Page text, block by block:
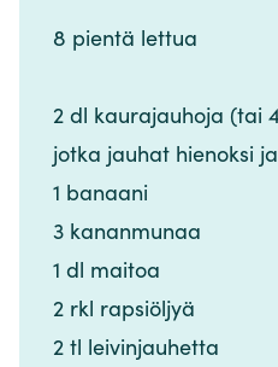
8 pientä lettua ​​​​‌ ‍ ​‍​‍‌‍ ‌ ​‍‌‍‍‌‌‍‌ ‌‍‍‌‌‍ ‍​‍​‍​ ‍‍​‍​‍‌ ​ ‌‍​‌‌‍ ‍‌‍‍‌‌ ‌​‌ ‍‌​‍ ‍‌‍‍‌‌‍ ​‍​‍​‍ ​​‍​‍‌‍‍​‌ ​‍‌‍‌‌‌‍‌‍​‍​‍​ ‍‍​‍​‍‌‍‍​‌ ‌​‌ ‌​‌ ​​‌ ​ ​ ‍‍​‍ ​‍ ‌‍​ ‌‍ ‌‌ ​ ​‍ ‍‌‍​ ‌‍‌‌‌ ​‍‌ ‌‍‌‍‌‌‌ ​‍‌‍​‌​‍ ‍‌ ​ ‌‍‌‌​‍ ‌ ​​‌ ​‍‌‍ ‌‍‌​‌ ‌‌‌‍​ ‌ ‌​‌‍‍‌‌‍ ‌‍ ‍​‍ ‌‍‍‌‌‍ ‍‌ ‌​‌‍‌‌‌‍ ‍‌ ‌​​‍ ‌‍‌‌‌‍‌​‌‍‍‌‌ ‌​​‍ ‌‍ ‌‌‍ ‌‍‌​‌‍‌‌​ ‌‌ ​​‌ ​‍‌‍‌‌‌ ​ ‌‍‌‌‌‍ ‍‌ ‌​‌‍​‌‌ ‌​‌‍‍‌‌‍ ‌‍ ‍​ ‍ ‌‍‍‌‌‍‌​​ ‌‌‍‍‌​ ​‌​ ‍​‌‍ ‍​‍ ‍​ ‍​​ ‌ ‌‍​‍​ ‌‍​ ‌‍​ ​‍‌‍​‍​ ‍‌​‍ ‌‌‍‌‍‌‍​‌​ ‌​​ ‌ ​‍ ‌​ ‌​​ ‌​‌‍​‍​ ​‌​‍ ‌​ ‍​‌‍​‍‌‍‌‍​ ​‍​‍ ‌​ ​​‌‍​ ​ ‌‍‌‍‌‍​ ‌‌‌‍​‌‌‍​ ‌‍‌​‌‍‌​​ ‍​‌‍‌‍​ ​ ​‍ ‍‌‍‌‍‌‍‍‌​ ‍ ‌ ‌​‌ ‍‌‌ ​​‌‍‌‌​ ‌‌ ​​‌‍​‌‌‍‌ ‌‍‌‌​ ‍ ‌ ​​‌‍​‌‌ ‌​‌‍‍​​ ‌‌‍​‍‌‍ ​‌‍ ‌‍​ ‌‍‍ ‌ ​ ​‍‌‌​ ‌‌‌​​‍‌‌ ‌‍‍ ‌‍‌‌‌ ‍‌​‍‌‌​ ​ ‌​‌​​‍‌‌​ ​ ‌​‌​​‍‌‌​ ​‍​ ​‍​ ‌​‌‍‌‌‌‍​ ​ ‍‌​ ‌​​ ​ ​ ‌‌‌‍‌‍​‍ ‌‌‍​‍​ ‌​​ ‌​‌‍​‌​‍ ‌​ ‌​​ ‌‌‌‍‌‌​ ​‍​‍ ‌​ ‍‌​ ​ ​ ‌​​ ​ ​‍ ‌‌‍​‌​ ‌‌‌‍​‌​ ​ ​ ​‌‌‍​‌​ ‍​‌‍‌​​ ‌ ​ ​​‌‍‌​​ ​ ​‍‌‌​ ​‍​ ​‍​‍‌‌​ ‌‌‌​‌​​‍ ‍‌‍​ ‌‍ ‌‍ ​‌ ‌‌‌‍ ‌‌‍ ‍‌ ​ ​‍‌‌​ ‌‌‌​​‍‌‌ ‌‍‍ ‌‍‌‌‌ ‍‌​‍‌‌​ ​ ‌​‌​​‍‌‌​ ​ ‌​‌​​‍‌‌​ ​‍​ ​‍​ ​​​ ​ ‌‍​‌​ ‌​‌‍‌‍​ ‍​‌‍‌‍‌‍‌‌​ ​​​ ​‍​ ‌‌​ ‌​​‍‌‌​ ​‍​ ​‍​‍‌‌​ ‌‌‌​‌​​‍ ‍‌‍‍‌‌ ‌​‌‍‌‌‌‍ ‌‌ ​ ​‍‌‌​ ‌‌‌​​‍​ ​​​‍‌‌​ ‌‌‌​‌​​ ‌‍​‍‌‍​‌‌ ​ ‌‍‌‌‌‌‌‌‌ ​‍‌‍ ​​ ‌‌‍‍​‌ ‌​‌ ‌​‌ ​​‌ ​ ​‍‌‌​ ​ ‌​​‌​‍‌‌​ ​‍‌​‌‍​‍‌‌​ ​‍‌​‌‍‌‍​ ‌‍ ‌‌ ​ ​‍ ‍‌‍​ ‌‍‌‌‌ ​‍‌ ‌‍‌‍‌‌‌ ​‍‌‍​‌​‍ ‍‌ ​ ‌‍‌‌​‍‌‍‌‍‍‌‌‍‌​​ ‌‌‍‍‌​ ​‌​ ‍​‌‍ ‍​‍ ‍​ ‍​​ ‌ ‌‍​‍​ ‌‍​ ‌‍​ ​‍‌‍​‍​ ‍‌​‍ ‌‌‍‌‍‌‍​‌​ ‌​​ ‌ ​‍ ‌​ ‌​​ ‌​‌‍​‍​ ​‌​‍ ‌​ ‍​‌‍​‍‌‍‌‍​ ​‍​‍ ‌​ ​​‌‍​ ​ ‌‍‌‍‌‍​ ‌‌‌‍​‌‌‍​ ‌‍‌​‌‍‌​​ ‍​‌‍‌‍​ ​ ​‍ ‍‌‍‌‍‌‍‍‌​‍‌‍‌ ‌​‌ ‍‌‌ ​​‌‍‌‌​ ‌‌ ​​‌‍​‌‌‍‌ ‌‍‌‌​‍‌‍‌ ​​‌‍​‌‌ ‌​‌‍‍​​ ‌‌‍​‍‌‍ ​‌‍ ‌‍​ ‌‍‍ ‌ ​ ​‍‌‌​ ‌‌‌​​‍‌‌ ‌‍‍ ‌‍‌‌‌ ‍‌​‍‌‌​ ​ ‌​‌​​‍‌‌​ ​ ‌​‌​​‍‌‌​ ​‍​ ​‍​ ‌​‌‍‌‌‌‍​ ​ ‍‌​ ‌​​ ​ ​ ‌‌‌‍‌‍​‍ ‌‌‍​‍​ ‌​​ ‌​‌‍​‌​‍ ‌​ ‌​​ ‌‌‌‍‌‌​ ​‍​‍ ‌​ ‍‌​ ​ ​ ‌​​ ​ ​‍ ‌‌‍​‌​ ‌‌‌‍​‌​ ​ ​ ​‌‌‍​‌​ ‍​‌‍‌​​ ‌ ​ ​​‌‍‌​​ ​ ​‍‌‌​ ​‍​ ​‍​‍‌‌​ ‌‌‌​‌​​‍ ‍‌‍​ ‌‍ ‌‍ ​‌ ‌‌‌‍ ‌‌‍ ‍‌ ​ ​‍‌‌​ ‌‌‌​​‍‌‌ ‌‍‍ ‌‍‌‌‌ ‍‌​‍‌‌​ ​ ‌​‌​​‍‌‌​ ​ ‌​‌​​‍‌‌​ ​‍​ ​‍​ ​​​ ​ ‌‍​‌​ ‌​‌‍‌‍​ ‍​‌‍‌‍‌‍‌‌​ ​​​ ​‍​ ‌‌​ ‌​​‍‌‌​ ​‍​ ​‍​‍‌‌​ ‌‌‌​‌​​‍ ‍‌‍‍‌‌ ‌​‌‍‌‌‌‍ ‌‌ ​ ​‍‌‌​ ‌‌‌​​‍​ ​​​‍‌‌​ ‌‌‌​‌​​‍‌‍‌ ‌ ‌‍ ‌ ​‍‌‍‍ ‌ ​ ‌ ​​‌‍​‌‌‍​ ‌‍‌‌​ ‌‌ ​​‌ ​‍‌‍ ‌‍‌​‌ ‌‌‌‍​ ‌ ‌​‌‍‍‌‌‍ ‌‍ ‍​‍‌‍‌ ​​‌‍‌‌‌ ​‍‌ ​ ‌ ​​‌‍‌‌‌‍​ ‌ ‌​‌‍‍‌‌ ‌‍‌‍‌‌​ ‌‌ ​​‌ ‌‌‌‍​‍‌‍ ​‌‍‍‌‌ ​ ‌‍‍​‌‍‌‌‌‍‌​​‍​‍‌ ‌
2 dl kaurajauhoja (tai
jotka jauhat hienoksi jauhoksi)​​​​‌
1 banaani​​​​‌ ‍ ​‍​‍‌‍ ‌ ​‍‌‍‍‌‌‍‌ ‌‍‍‌‌‍ ‍​‍​‍​ ‍‍​‍​‍‌ ​ ‌‍​‌‌‍ ‍‌‍‍‌‌ ‌​‌ ‍‌​‍ ‍‌‍‍‌‌‍ ​‍​‍​‍ ​​‍​‍‌‍‍​‌ ​‍‌‍‌‌‌‍‌‍​‍​‍​ ‍‍​‍​‍‌‍‍​‌ ‌​‌ ‌​‌ ​​‌ ​ ​ ‍‍​‍ ​‍ ‌‍​ ‌‍ ‌‌ ​ ​‍ ‍‌‍​ ‌‍‌‌‌ ​‍‌ ‌‍‌‍‌‌‌ ​‍‌‍​‌​‍ ‍‌ ​ ‌‍‌‌​‍ ‌ ​​‌ ​‍‌‍ ‌‍‌​‌ ‌‌‌‍​ ‌ ‌​‌‍‍‌‌‍ ‌‍ ‍​‍ ‌‍‍‌‌‍ ‍‌ ‌​‌‍‌‌‌‍ ‍‌ ‌​​‍ ‌‍‌‌‌‍‌​‌‍‍‌‌ ‌​​‍ ‌‍ ‌‌‍ ‌‍‌​‌‍‌‌​ ‌‌ ​​‌ ​‍‌‍‌‌‌ ​ ‌‍‌‌‌‍ ‍‌ ‌​‌‍​‌‌ ‌​‌‍‍‌‌‍ ‌‍ ‍​ ‍ ‌‍‍‌‌‍‌​​ ‌‌‍‍‌​ ​‌​ ‍​‌‍ ‍​‍ ‍​ ‍​​ ‌ ‌‍​‍​ ‌‍​ ‌‍​ ​‍‌‍​‍​ ‍‌​‍ ‌‌‍‌‍‌‍​‌​ ‌​​ ‌ ​‍ ‌​ ‌​​ ‌​‌‍​‍​ ​‌​‍ ‌​ ‍​‌‍​‍‌‍‌‍​ ​‍​‍ ‌​ ​​‌‍​ ​ ‌‍‌‍‌‍​ ‌‌‌‍​‌‌‍​ ‌‍‌​‌‍‌​​ ‍​‌‍‌‍​ ​ ​‍ ‍‌‍‌‍‌‍‍‌​ ‍ ‌ ‌​‌ ‍‌‌ ​​‌‍‌‌​ ‌‌ ​​‌‍​‌‌‍‌ ‌‍‌‌​ ‍ ‌ ​​‌‍​‌‌ ‌​‌‍‍​​ ‌‌‍​‍‌‍ ​‌‍ ‌‍​ ‌‍‍ ‌ ​ ​‍‌‌​ ‌‌‌​​‍‌‌ ‌‍‍ ‌‍‌‌‌ ‍‌​‍‌‌​ ​ ‌​‌​​‍‌‌​ ​ ‌​‌​​‍‌‌​ ​‍​ ​‍​ ‌​‌‍‌‌‌‍​ ​ ‍‌​ ‌​​ ​ ​ ‌‌‌‍‌‍​‍ ‌‌‍​‍​ ‌​​ ‌​‌‍​‌​‍ ‌​ ‌​​ ‌‌‌‍‌‌​ ​‍​‍ ‌​ ‍‌​ ​ ​ ‌​​ ​ ​‍ ‌‌‍​‌​ ‌‌‌‍​‌​ ​ ​ ​‌‌‍​‌​ ‍​‌‍‌​​ ‌ ​ ​​‌‍‌​​ ​ ​‍‌‌​ ​‍​ ​‍​‍‌‌​ ‌‌‌​‌​​‍ ‍‌‍​ ‌‍ ‌‍ ​‌ ‌‌‌‍ ‌‌‍ ‍‌ ​ ​‍‌‌​ ‌‌‌​​‍‌‌ ‌‍‍ ‌‍‌‌‌ ‍‌​‍‌‌​ ​ ‌​‌​​‍‌‌​ ​ ‌​‌​​‍‌‌​ ​‍​ ​‍​ ​​​ ​ ‌‍​‌​ ‌​‌‍‌‍​ ‍​‌‍‌‍‌‍‌‌​ ​​​ ​‍​ ‌‌​ ‌​​‍‌‌​ ​‍​ ​‍​‍‌‌​ ‌‌‌​‌​​‍ ‍‌‍‍‌‌ ‌​‌‍‌‌‌‍ ‌‌ ​ ​‍‌‌​ ‌‌‌​​‍​ ​ ​‍‌‌​ ‌‌‌​‌​​ ‌‍​‍‌‍​‌‌ ​ ‌‍‌‌‌‌‌‌‌ ​‍‌‍ ​​ ‌‌‍‍​‌ ‌​‌ ‌​‌ ​​‌ ​ ​‍‌‌​ ​ ‌​​‌​‍‌‌​ ​‍‌​‌‍​‍‌‌​ ​‍‌​‌‍‌‍​ ‌‍ ‌‌ ​ ​‍ ‍‌‍​ ‌‍‌‌‌ ​‍‌ ‌‍‌‍‌‌‌ ​‍‌‍​‌​‍ ‍‌ ​ ‌‍‌‌​‍‌‍‌‍‍‌‌‍‌​​ ‌‌‍‍‌​ ​‌​ ‍​‌‍ ‍​‍ ‍​ ‍​​ ‌ ‌‍​‍​ ‌‍​ ‌‍​ ​‍‌‍​‍​ ‍‌​‍ ‌‌‍‌‍‌‍​‌​ ‌​​ ‌ ​‍ ‌​ ‌​​ ‌​‌‍​‍​ ​‌​‍ ‌​ ‍​‌‍​‍‌‍‌‍​ ​‍​‍ ‌​ ​​‌‍​ ​ ‌‍‌‍‌‍​ ‌‌‌‍​‌‌‍​ ‌‍‌​‌‍‌​​ ‍​‌‍‌‍​ ​ ​‍ ‍‌‍‌‍‌‍‍‌​‍‌‍‌ ‌​‌ ‍‌‌ ​​‌‍‌‌​ ‌‌ ​​‌‍​‌‌‍‌ ‌‍‌‌​‍‌‍‌ ​​‌‍​‌‌ ‌​‌‍‍​​ ‌‌‍​‍‌‍ ​‌‍ ‌‍​ ‌‍‍ ‌ ​ ​‍‌‌​ ‌‌‌​​‍‌‌ ‌‍‍ ‌‍‌‌‌ ‍‌​‍‌‌​ ​ ‌​‌​​‍‌‌​ ​ ‌​‌​​‍‌‌​ ​‍​ ​‍​ ‌​‌‍‌‌‌‍​ ​ ‍‌​ ‌​​ ​ ​ ‌‌‌‍‌‍​‍ ‌‌‍​‍​ ‌​​ ‌​‌‍​‌​‍ ‌​ ‌​​ ‌‌‌‍‌‌​ ​‍​‍ ‌​ ‍‌​ ​ ​ ‌​​ ​ ​‍ ‌‌‍​‌​ ‌‌‌‍​‌​ ​ ​ ​‌‌‍​‌​ ‍​‌‍‌​​ ‌ ​ ​​‌‍‌​​ ​ ​‍‌‌​ ​‍​ ​‍​‍‌‌​ ‌‌‌​‌​​‍ ‍‌‍​ ‌‍ ‌‍ ​‌ ‌‌‌‍ ‌‌‍ ‍‌ ​ ​‍‌‌​ ‌‌‌​​‍‌‌ ‌‍‍ ‌‍‌‌‌ ‍‌​‍‌‌​ ​ ‌​‌​​‍‌‌​ ​ ‌​‌​​‍‌‌​ ​‍​ ​‍​ ​​​ ​ ‌‍​‌​ ‌​‌‍‌‍​ ‍​‌‍‌‍‌‍‌‌​ ​​​ ​‍​ ‌‌​ ‌​​‍‌‌​ ​‍​ ​‍​‍‌‌​ ‌‌‌​‌​​‍ ‍‌‍‍‌‌ ‌​‌‍‌‌‌‍ ‌‌ ​ ​‍‌‌​ ‌‌‌​​‍​ ​ ​‍‌‌​ ‌‌‌​‌​​‍‌‍‌ ‌ ‌‍ ‌ ​‍‌‍‍ ‌ ​ ‌ ​​‌‍​‌‌‍​ ‌‍‌‌​ ‌‌ ​​‌ ​‍‌‍ ‌‍‌​‌ ‌‌‌‍​ ‌ ‌​‌‍‍‌‌‍ ‌‍ ‍​‍‌‍‌ ​​‌‍‌‌‌ ​‍‌ ​ ‌ ​​‌‍‌‌‌‍​ ‌ ‌​‌‍‍‌‌ ‌‍‌‍‌‌​ ‌‌ ​​‌ ‌‌‌‍​‍‌‍ ​‌‍‍‌‌ ​ ‌‍‍​‌‍‌‌‌‍‌​​‍​‍‌ ‌
3 kananmunaa​​​​‌ ‍ ​‍​‍‌‍ ‌ ​‍‌‍‍‌‌‍‌ ‌‍‍‌‌‍ ‍​‍​‍​ ‍‍​‍​‍‌ ​ ‌‍​‌‌‍ ‍‌‍‍‌‌ ‌​‌ ‍‌​‍ ‍‌‍‍‌‌‍ ​‍​‍​‍ ​​‍​‍‌‍‍​‌ ​‍‌‍‌‌‌‍‌‍​‍​‍​ ‍‍​‍​‍‌‍‍​‌ ‌​‌ ‌​‌ ​​‌ ​ ​ ‍‍​‍ ​‍ ‌‍​ ‌‍ ‌‌ ​ ​‍ ‍‌‍​ ‌‍‌‌‌ ​‍‌ ‌‍‌‍‌‌‌ ​‍‌‍​‌​‍ ‍‌ ​ ‌‍‌‌​‍ ‌ ​​‌ ​‍‌‍ ‌‍‌​‌ ‌‌‌‍​ ‌ ‌​‌‍‍‌‌‍ ‌‍ ‍​‍ ‌‍‍‌‌‍ ‍‌ ‌​‌‍‌‌‌‍ ‍‌ ‌​​‍ ‌‍‌‌‌‍‌​‌‍‍‌‌ ‌​​‍ ‌‍ ‌‌‍ ‌‍‌​‌‍‌‌​ ‌‌ ​​‌ ​‍‌‍‌‌‌ ​ ‌‍‌‌‌‍ ‍‌ ‌​‌‍​‌‌ ‌​‌‍‍‌‌‍ ‌‍ ‍​ ‍ ‌‍‍‌‌‍‌​​ ‌‌‍‍‌​ ​‌​ ‍​‌‍ ‍​‍ ‍​ ‍​​ ‌ ‌‍​‍​ ‌‍​ ‌‍​ ​‍‌‍​‍​ ‍‌​‍ ‌‌‍‌‍‌‍​‌​ ‌​​ ‌ ​‍ ‌​ ‌​​ ‌​‌‍​‍​ ​‌​‍ ‌​ ‍​‌‍​‍‌‍‌‍​ ​‍​‍ ‌​ ​​‌‍​ ​ ‌‍‌‍‌‍​ ‌‌‌‍​‌‌‍​ ‌‍‌​‌‍‌​​ ‍​‌‍‌‍​ ​ ​‍ ‍‌‍‌‍‌‍‍‌​ ‍ ‌ ‌​‌ ‍‌‌ ​​‌‍‌‌​ ‌‌ ​​‌‍​‌‌‍‌ ‌‍‌‌​ ‍ ‌ ​​‌‍​‌‌ ‌​‌‍‍​​ ‌‌‍​‍‌‍ ​‌‍ ‌‍​ ‌‍‍ ‌ ​ ​‍‌‌​ ‌‌‌​​‍‌‌ ‌‍‍ ‌‍‌‌‌ ‍‌​‍‌‌​ ​ ‌​‌​​‍‌‌​ ​ ‌​‌​​‍‌‌​ ​‍​ ​‍​ ‌​‌‍‌‌‌‍​ ​ ‍‌​ ‌​​ ​ ​ ‌‌‌‍‌‍​‍ ‌‌‍​‍​ ‌​​ ‌​‌‍​‌​‍ ‌​ ‌​​ ‌‌‌‍‌‌​ ​‍​‍ ‌​ ‍‌​ ​ ​ ‌​​ ​ ​‍ ‌‌‍​‌​ ‌‌‌‍​‌​ ​ ​ ​‌‌‍​‌​ ‍​‌‍‌​​ ‌ ​ ​​‌‍‌​​ ​ ​‍‌‌​ ​‍​ ​‍​‍‌‌​ ‌‌‌​‌​​‍ ‍‌‍​ ‌‍ ‌‍ ​‌ ‌‌‌‍ ‌‌‍ ‍‌ ​ ​‍‌‌​ ‌‌‌​​‍‌‌ ‌‍‍ ‌‍‌‌‌ ‍‌​‍‌‌​ ​ ‌​‌​​‍‌‌​ ​ ‌​‌​​‍‌‌​ ​‍​ ​‍​ ​​​ ​ ‌‍​‌​ ‌​‌‍‌‍​ ‍​‌‍‌‍‌‍‌‌​ ​​​ ​‍​ ‌‌​ ‌​​‍‌‌​ ​‍​ ​‍​‍‌‌​ ‌‌‌​‌​​‍ ‍‌‍‍‌‌ ‌​‌‍‌‌‌‍ ‌‌ ​ ​‍‌‌​ ‌‌‌​​‍​ ‌​​‍‌‌​ ‌‌‌​‌​​ ‌‍​‍‌‍​‌‌ ​ ‌‍‌‌‌‌‌‌‌ ​‍‌‍ ​​ ‌‌‍‍​‌ ‌​‌ ‌​‌ ​​‌ ​ ​‍‌‌​ ​ ‌​​‌​‍‌‌​ ​‍‌​‌‍​‍‌‌​ ​‍‌​‌‍‌‍​ ‌‍ ‌‌ ​ ​‍ ‍‌‍​ ‌‍‌‌‌ ​‍‌ ‌‍‌‍‌‌‌ ​‍‌‍​‌​‍ ‍‌ ​ ‌‍‌‌​‍‌‍‌‍‍‌‌‍‌​​ ‌‌‍‍‌​ ​‌​ ‍​‌‍ ‍​‍ ‍​ ‍​​ ‌ ‌‍​‍​ ‌‍​ ‌‍​ ​‍‌‍​‍​ ‍‌​‍ ‌‌‍‌‍‌‍​‌​ ‌​​ ‌ ​‍ ‌​ ‌​​ ‌​‌‍​‍​ ​‌​‍ ‌​ ‍​‌‍​‍‌‍‌‍​ ​‍​‍ ‌​ ​​‌‍​ ​ ‌‍‌‍‌‍​ ‌‌‌‍​‌‌‍​ ‌‍‌​‌‍‌​​ ‍​‌‍‌‍​ ​ ​‍ ‍‌‍‌‍‌‍‍‌​‍‌‍‌ ‌​‌ ‍‌‌ ​​‌‍‌‌​ ‌‌ ​​‌‍​‌‌‍‌ ‌‍‌‌​‍‌‍‌ ​​‌‍​‌‌ ‌​‌‍‍​​ ‌‌‍​‍‌‍ ​‌‍ ‌‍​ ‌‍‍ ‌ ​ ​‍‌‌​ ‌‌‌​​‍‌‌ ‌‍‍ ‌‍‌‌‌ ‍‌​‍‌‌​ ​ ‌​‌​​‍‌‌​ ​ ‌​‌​​‍‌‌​ ​‍​ ​‍​ ‌​‌‍‌‌‌‍​ ​ ‍‌​ ‌​​ ​ ​ ‌‌‌‍‌‍​‍ ‌‌‍​‍​ ‌​​ ‌​‌‍​‌​‍ ‌​ ‌​​ ‌‌‌‍‌‌​ ​‍​‍ ‌​ ‍‌​ ​ ​ ‌​​ ​ ​‍ ‌‌‍​‌​ ‌‌‌‍​‌​ ​ ​ ​‌‌‍​‌​ ‍​‌‍‌​​ ‌ ​ ​​‌‍‌​​ ​ ​‍‌‌​ ​‍​ ​‍​‍‌‌​ ‌‌‌​‌​​‍ ‍‌‍​ ‌‍ ‌‍ ​‌ ‌‌‌‍ ‌‌‍ ‍‌ ​ ​‍‌‌​ ‌‌‌​​‍‌‌ ‌‍‍ ‌‍‌‌‌ ‍‌​‍‌‌​ ​ ‌​‌​​‍‌‌​ ​ ‌​‌​​‍‌‌​ ​‍​ ​‍​ ​​​ ​ ‌‍​‌​ ‌​‌‍‌‍​ ‍​‌‍‌‍‌‍‌‌​ ​​​ ​‍​ ‌‌​ ‌​​‍‌‌​ ​‍​ ​‍​‍‌‌​ ‌‌‌​‌​​‍ ‍‌‍‍‌‌ ‌​‌‍‌‌‌‍ ‌‌ ​ ​‍‌‌​ ‌‌‌​​‍​ ‌​​‍‌‌​ ‌‌‌​‌​​‍‌‍‌ ‌ ‌‍ ‌ ​‍‌‍‍ ‌ ​ ‌ ​​‌‍​‌‌‍​ ‌‍‌‌​ ‌‌ ​​‌ ​‍‌‍ ‌‍‌​‌ ‌‌‌‍​ ‌ ‌​‌‍‍‌‌‍ ‌‍ ‍​‍‌‍‌ ​​‌‍‌‌‌ ​‍‌ ​ ‌ ​​‌‍‌‌‌‍​ ‌ ‌​‌‍‍‌‌ ‌‍‌‍‌‌​ ‌‌ ​​‌ ‌‌‌‍​‍‌‍ ​‌‍‍‌‌ ​ ‌‍‍​‌‍‌‌‌‍‌​​‍​‍‌ ‌
1 dl maitoa​​​​‌ ‍ ​‍​‍‌‍ ‌ ​‍‌‍‍‌‌‍‌ ‌‍‍‌‌‍ ‍​‍​‍​ ‍‍​‍​‍‌ ​ ‌‍​‌‌‍ ‍‌‍‍‌‌ ‌​‌ ‍‌​‍ ‍‌‍‍‌‌‍ ​‍​‍​‍ ​​‍​‍‌‍‍​‌ ​‍‌‍‌‌‌‍‌‍​‍​‍​ ‍‍​‍​‍‌‍‍​‌ ‌​‌ ‌​‌ ​​‌ ​ ​ ‍‍​‍ ​‍ ‌‍​ ‌‍ ‌‌ ​ ​‍ ‍‌‍​ ‌‍‌‌‌ ​‍‌ ‌‍‌‍‌‌‌ ​‍‌‍​‌​‍ ‍‌ ​ ‌‍‌‌​‍ ‌ ​​‌ ​‍‌‍ ‌‍‌​‌ ‌‌‌‍​ ‌ ‌​‌‍‍‌‌‍ ‌‍ ‍​‍ ‌‍‍‌‌‍ ‍‌ ‌​‌‍‌‌‌‍ ‍‌ ‌​​‍ ‌‍‌‌‌‍‌​‌‍‍‌‌ ‌​​‍ ‌‍ ‌‌‍ ‌‍‌​‌‍‌‌​ ‌‌ ​​‌ ​‍‌‍‌‌‌ ​ ‌‍‌‌‌‍ ‍‌ ‌​‌‍​‌‌ ‌​‌‍‍‌‌‍ ‌‍ ‍​ ‍ ‌‍‍‌‌‍‌​​ ‌‌‍‍‌​ ​‌​ ‍​‌‍ ‍​‍ ‍​ ‍​​ ‌ ‌‍​‍​ ‌‍​ ‌‍​ ​‍‌‍​‍​ ‍‌​‍ ‌‌‍‌‍‌‍​‌​ ‌​​ ‌ ​‍ ‌​ ‌​​ ‌​‌‍​‍​ ​‌​‍ ‌​ ‍​‌‍​‍‌‍‌‍​ ​‍​‍ ‌​ ​​‌‍​ ​ ‌‍‌‍‌‍​ ‌‌‌‍​‌‌‍​ ‌‍‌​‌‍‌​​ ‍​‌‍‌‍​ ​ ​‍ ‍‌‍‌‍‌‍‍‌​ ‍ ‌ ‌​‌ ‍‌‌ ​​‌‍‌‌​ ‌‌ ​​‌‍​‌‌‍‌ ‌‍‌‌​ ‍ ‌ ​​‌‍​‌‌ ‌​‌‍‍​​ ‌‌‍​‍‌‍ ​‌‍ ‌‍​ ‌‍‍ ‌ ​ ​‍‌‌​ ‌‌‌​​‍‌‌ ‌‍‍ ‌‍‌‌‌ ‍‌​‍‌‌​ ​ ‌​‌​​‍‌‌​ ​ ‌​‌​​‍‌‌​ ​‍​ ​‍​ ‌​‌‍‌‌‌‍​ ​ ‍‌​ ‌​​ ​ ​ ‌‌‌‍‌‍​‍ ‌‌‍​‍​ ‌​​ ‌​‌‍​‌​‍ ‌​ ‌​​ ‌‌‌‍‌‌​ ​‍​‍ ‌​ ‍‌​ ​ ​ ‌​​ ​ ​‍ ‌‌‍​‌​ ‌‌‌‍​‌​ ​ ​ ​‌‌‍​‌​ ‍​‌‍‌​​ ‌ ​ ​​‌‍‌​​ ​ ​‍‌‌​ ​‍​ ​‍​‍‌‌​ ‌‌‌​‌​​‍ ‍‌‍​ ‌‍ ‌‍ ​‌ ‌‌‌‍ ‌‌‍ ‍‌ ​ ​‍‌‌​ ‌‌‌​​‍‌‌ ‌‍‍ ‌‍‌‌‌ ‍‌​‍‌‌​ ​ ‌​‌​​‍‌‌​ ​ ‌​‌​​‍‌‌​ ​‍​ ​‍​ ​​​ ​ ‌‍​‌​ ‌​‌‍‌‍​ ‍​‌‍‌‍‌‍‌‌​ ​​​ ​‍​ ‌‌​ ‌​​‍‌‌​ ​‍​ ​‍​‍‌‌​ ‌‌‌​‌​​‍ ‍‌‍‍‌‌ ‌​‌‍‌‌‌‍ ‌‌ ​ ​‍‌‌​ ‌‌‌​​‍​ ‌‌​‍‌‌​ ‌‌‌​‌​​ ‌‍​‍‌‍​‌‌ ​ ‌‍‌‌‌‌‌‌‌ ​‍‌‍ ​​ ‌‌‍‍​‌ ‌​‌ ‌​‌ ​​‌ ​ ​‍‌‌​ ​ ‌​​‌​‍‌‌​ ​‍‌​‌‍​‍‌‌​ ​‍‌​‌‍‌‍​ ‌‍ ‌‌ ​ ​‍ ‍‌‍​ ‌‍‌‌‌ ​‍‌ ‌‍‌‍‌‌‌ ​‍‌‍​‌​‍ ‍‌ ​ ‌‍‌‌​‍‌‍‌‍‍‌‌‍‌​​ ‌‌‍‍‌​ ​‌​ ‍​‌‍ ‍​‍ ‍​ ‍​​ ‌ ‌‍​‍​ ‌‍​ ‌‍​ ​‍‌‍​‍​ ‍‌​‍ ‌‌‍‌‍‌‍​‌​ ‌​​ ‌ ​‍ ‌​ ‌​​ ‌​‌‍​‍​ ​‌​‍ ‌​ ‍​‌‍​‍‌‍‌‍​ ​‍​‍ ‌​ ​​‌‍​ ​ ‌‍‌‍‌‍​ ‌‌‌‍​‌‌‍​ ‌‍‌​‌‍‌​​ ‍​‌‍‌‍​ ​ ​‍ ‍‌‍‌‍‌‍‍‌​‍‌‍‌ ‌​‌ ‍‌‌ ​​‌‍‌‌​ ‌‌ ​​‌‍​‌‌‍‌ ‌‍‌‌​‍‌‍‌ ​​‌‍​‌‌ ‌​‌‍‍​​ ‌‌‍​‍‌‍ ​‌‍ ‌‍​ ‌‍‍ ‌ ​ ​‍‌‌​ ‌‌‌​​‍‌‌ ‌‍‍ ‌‍‌‌‌ ‍‌​‍‌‌​ ​ ‌​‌​​‍‌‌​ ​ ‌​‌​​‍‌‌​ ​‍​ ​‍​ ‌​‌‍‌‌‌‍​ ​ ‍‌​ ‌​​ ​ ​ ‌‌‌‍‌‍​‍ ‌‌‍​‍​ ‌​​ ‌​‌‍​‌​‍ ‌​ ‌​​ ‌‌‌‍‌‌​ ​‍​‍ ‌​ ‍‌​ ​ ​ ‌​​ ​ ​‍ ‌‌‍​‌​ ‌‌‌‍​‌​ ​ ​ ​‌‌‍​‌​ ‍​‌‍‌​​ ‌ ​ ​​‌‍‌​​ ​ ​‍‌‌​ ​‍​ ​‍​‍‌‌​ ‌‌‌​‌​​‍ ‍‌‍​ ‌‍ ‌‍ ​‌ ‌‌‌‍ ‌‌‍ ‍‌ ​ ​‍‌‌​ ‌‌‌​​‍‌‌ ‌‍‍ ‌‍‌‌‌ ‍‌​‍‌‌​ ​ ‌​‌​​‍‌‌​ ​ ‌​‌​​‍‌‌​ ​‍​ ​‍​ ​​​ ​ ‌‍​‌​ ‌​‌‍‌‍​ ‍​‌‍‌‍‌‍‌‌​ ​​​ ​‍​ ‌‌​ ‌​​‍‌‌​ ​‍​ ​‍​‍‌‌​ ‌‌‌​‌​​‍ ‍‌‍‍‌‌ ‌​‌‍‌‌‌‍ ‌‌ ​ ​‍‌‌​ ‌‌‌​​‍​ ‌‌​‍‌‌​ ‌‌‌​‌​​‍‌‍‌ ‌ ‌‍ ‌ ​‍‌‍‍ ‌ ​ ‌ ​​‌‍​‌‌‍​ ‌‍‌‌​ ‌‌ ​​‌ ​‍‌‍ ‌‍‌​‌ ‌‌‌‍​ ‌ ‌​‌‍‍‌‌‍ ‌‍ ‍​‍‌‍‌ ​​‌‍‌‌‌ ​‍‌ ​ ‌ ​​‌‍‌‌‌‍​ ‌ ‌​‌‍‍‌‌ ‌‍‌‍‌‌​ ‌‌ ​​‌ ‌‌‌‍​‍‌‍ ​‌‍‍‌‌ ​ ‌‍‍​‌‍‌‌‌‍‌​​‍​‍‌ ‌
2 rkl rapsiöljyä​​​​‌ ‍ ​‍​‍‌‍ ‌ ​‍‌‍‍‌‌‍‌ ‌‍‍‌‌‍ ‍​‍​‍​ ‍‍​‍​‍‌ ​ ‌‍​‌‌‍ ‍‌‍‍‌‌ ‌​‌ ‍‌​‍ ‍‌‍‍‌‌‍ ​‍​‍​‍ ​​‍​‍‌‍‍​‌ ​‍‌‍‌‌‌‍‌‍​‍​‍​ ‍‍​‍​‍‌‍‍​‌ ‌​‌ ‌​‌ ​​‌ ​ ​ ‍‍​‍ ​‍ ‌‍​ ‌‍ ‌‌ ​ ​‍ ‍‌‍​ ‌‍‌‌‌ ​‍‌ ‌‍‌‍‌‌‌ ​‍‌‍​‌​‍ ‍‌ ​ ‌‍‌‌​‍ ‌ ​​‌ ​‍‌‍ ‌‍‌​‌ ‌‌‌‍​ ‌ ‌​‌‍‍‌‌‍ ‌‍ ‍​‍ ‌‍‍‌‌‍ ‍‌ ‌​‌‍‌‌‌‍ ‍‌ ‌​​‍ ‌‍‌‌‌‍‌​‌‍‍‌‌ ‌​​‍ ‌‍ ‌‌‍ ‌‍‌​‌‍‌‌​ ‌‌ ​​‌ ​‍‌‍‌‌‌ ​ ‌‍‌‌‌‍ ‍‌ ‌​‌‍​‌‌ ‌​‌‍‍‌‌‍ ‌‍ ‍​ ‍ ‌‍‍‌‌‍‌​​ ‌‌‍‍‌​ ​‌​ ‍​‌‍ ‍​‍ ‍​ ‍​​ ‌ ‌‍​‍​ ‌‍​ ‌‍​ ​‍‌‍​‍​ ‍‌​‍ ‌‌‍‌‍‌‍​‌​ ‌​​ ‌ ​‍ ‌​ ‌​​ ‌​‌‍​‍​ ​‌​‍ ‌​ ‍​‌‍​‍‌‍‌‍​ ​‍​‍ ‌​ ​​‌‍​ ​ ‌‍‌‍‌‍​ ‌‌‌‍​‌‌‍​ ‌‍‌​‌‍‌​​ ‍​‌‍‌‍​ ​ ​‍ ‍‌‍‌‍‌‍‍‌​ ‍ ‌ ‌​‌ ‍‌‌ ​​‌‍‌‌​ ‌‌ ​​‌‍​‌‌‍‌ ‌‍‌‌​ ‍ ‌ ​​‌‍​‌‌ ‌​‌‍‍​​ ‌‌‍​‍‌‍ ​‌‍ ‌‍​ ‌‍‍ ‌ ​ ​‍‌‌​ ‌‌‌​​‍‌‌ ‌‍‍ ‌‍‌‌‌ ‍‌​‍‌‌​ ​ ‌​‌​​‍‌‌​ ​ ‌​‌​​‍‌‌​ ​‍​ ​‍​ ‌​‌‍‌‌‌‍​ ​ ‍‌​ ‌​​ ​ ​ ‌‌‌‍‌‍​‍ ‌‌‍​‍​ ‌​​ ‌​‌‍​‌​‍ ‌​ ‌​​ ‌‌‌‍‌‌​ ​‍​‍ ‌​ ‍‌​ ​ ​ ‌​​ ​ ​‍ ‌‌‍​‌​ ‌‌‌‍​‌​ ​ ​ ​‌‌‍​‌​ ‍​‌‍‌​​ ‌ ​ ​​‌‍‌​​ ​ ​‍‌‌​ ​‍​ ​‍​‍‌‌​ ‌‌‌​‌​​‍ ‍‌‍​ ‌‍ ‌‍ ​‌ ‌‌‌‍ ‌‌‍ ‍‌ ​ ​‍‌‌​ ‌‌‌​​‍‌‌ ‌‍‍ ‌‍‌‌‌ ‍‌​‍‌‌​ ​ ‌​‌​​‍‌‌​ ​ ‌​‌​​‍‌‌​ ​‍​ ​‍​ ​​​ ​ ‌‍​‌​ ‌​‌‍‌‍​ ‍​‌‍‌‍‌‍‌‌​ ​​​ ​‍​ ‌‌​ ‌​​‍‌‌​ ​‍​ ​‍​‍‌‌​ ‌‌‌​‌​​‍ ‍‌‍‍‌‌ ‌​‌‍‌‌‌‍ ‌‌ ​ ​‍‌‌​ ‌‌‌​​‍​ ‌‍​‍‌‌​ ‌‌‌​‌​​ ‌‍​‍‌‍​‌‌ ​ ‌‍‌‌‌‌‌‌‌ ​‍‌‍ ​​ ‌‌‍‍​‌ ‌​‌ ‌​‌ ​​‌ ​ ​‍‌‌​ ​ ‌​​‌​‍‌‌​ ​‍‌​‌‍​‍‌‌​ ​‍‌​‌‍‌‍​ ‌‍ ‌‌ ​ ​‍ ‍‌‍​ ‌‍‌‌‌ ​‍‌ ‌‍‌‍‌‌‌ ​‍‌‍​‌​‍ ‍‌ ​ ‌‍‌‌​‍‌‍‌‍‍‌‌‍‌​​ ‌‌‍‍‌​ ​‌​ ‍​‌‍ ‍​‍ ‍​ ‍​​ ‌ ‌‍​‍​ ‌‍​ ‌‍​ ​‍‌‍​‍​ ‍‌​‍ ‌‌‍‌‍‌‍​‌​ ‌​​ ‌ ​‍ ‌​ ‌​​ ‌​‌‍​‍​ ​‌​‍ ‌​ ‍​‌‍​‍‌‍‌‍​ ​‍​‍ ‌​ ​​‌‍​ ​ ‌‍‌‍‌‍​ ‌‌‌‍​‌‌‍​ ‌‍‌​‌‍‌​​ ‍​‌‍‌‍​ ​ ​‍ ‍‌‍‌‍‌‍‍‌​‍‌‍‌ ‌​‌ ‍‌‌ ​​‌‍‌‌​ ‌‌ ​​‌‍​‌‌‍‌ ‌‍‌‌​‍‌‍‌ ​​‌‍​‌‌ ‌​‌‍‍​​ ‌‌‍​‍‌‍ ​‌‍ ‌‍​ ‌‍‍ ‌ ​ ​‍‌‌​ ‌‌‌​​‍‌‌ ‌‍‍ ‌‍‌‌‌ ‍‌​‍‌‌​ ​ ‌​‌​​‍‌‌​ ​ ‌​‌​​‍‌‌​ ​‍​ ​‍​ ‌​‌‍‌‌‌‍​ ​ ‍‌​ ‌​​ ​ ​ ‌‌‌‍‌‍​‍ ‌‌‍​‍​ ‌​​ ‌​‌‍​‌​‍ ‌​ ‌​​ ‌‌‌‍‌‌​ ​‍​‍ ‌​ ‍‌​ ​ ​ ‌​​ ​ ​‍ ‌‌‍​‌​ ‌‌‌‍​‌​ ​ ​ ​‌‌‍​‌​ ‍​‌‍‌​​ ‌ ​ ​​‌‍‌​​ ​ ​‍‌‌​ ​‍​ ​‍​‍‌‌​ ‌‌‌​‌​​‍ ‍‌‍​ ‌‍ ‌‍ ​‌ ‌‌‌‍ ‌‌‍ ‍‌ ​ ​‍‌‌​ ‌‌‌​​‍‌‌ ‌‍‍ ‌‍‌‌‌ ‍‌​‍‌‌​ ​ ‌​‌​​‍‌‌​ ​ ‌​‌​​‍‌‌​ ​‍​ ​‍​ ​​​ ​ ‌‍​‌​ ‌​‌‍‌‍​ ‍​‌‍‌‍‌‍‌‌​ ​​​ ​‍​ ‌‌​ ‌​​‍‌‌​ ​‍​ ​‍​‍‌‌​ ‌‌‌​‌​​‍ ‍‌‍‍‌‌ ‌​‌‍‌‌‌‍ ‌‌ ​ ​‍‌‌​ ‌‌‌​​‍​ ‌‍​‍‌‌​ ‌‌‌​‌​​‍‌‍‌ ‌ ‌‍ ‌ ​‍‌‍‍ ‌ ​ ‌ ​​‌‍​‌‌‍​ ‌‍‌‌​ ‌‌ ​​‌ ​‍‌‍ ‌‍‌​‌ ‌‌‌‍​ ‌ ‌​‌‍‍‌‌‍ ‌‍ ‍​‍‌‍‌ ​​‌‍‌‌‌ ​‍‌ ​ ‌ ​​‌‍‌‌‌‍​ ‌ ‌​‌‍‍‌‌ ‌‍‌‍‌‌​ ‌‌ ​​‌ ‌‌‌‍​‍‌‍ ​‌‍‍‌‌ ​ ‌‍‍​‌‍‌‌‌‍‌​​‍​‍‌ ‌
2 tl leivinjauhetta ​​​​‌ ‍ ​‍​‍‌‍ ‌ ​‍‌‍‍‌‌‍‌ ‌‍‍‌‌‍ ‍​‍​‍​ ‍‍​‍​‍‌ ​ ‌‍​‌‌‍ ‍‌‍‍‌‌ ‌​‌ ‍‌​‍ ‍‌‍‍‌‌‍ ​‍​‍​‍ ​​‍​‍‌‍‍​‌ ​‍‌‍‌‌‌‍‌‍​‍​‍​ ‍‍​‍​‍‌‍‍​‌ ‌​‌ ‌​‌ ​​‌ ​ ​ ‍‍​‍ ​‍ ‌‍​ ‌‍ ‌‌ ​ ​‍ ‍‌‍​ ‌‍‌‌‌ ​‍‌ ‌‍‌‍‌‌‌ ​‍‌‍​‌​‍ ‍‌ ​ ‌‍‌‌​‍ ‌ ​​‌ ​‍‌‍ ‌‍‌​‌ ‌‌‌‍​ ‌ ‌​‌‍‍‌‌‍ ‌‍ ‍​‍ ‌‍‍‌‌‍ ‍‌ ‌​‌‍‌‌‌‍ ‍‌ ‌​​‍ ‌‍‌‌‌‍‌​‌‍‍‌‌ ‌​​‍ ‌‍ ‌‌‍ ‌‍‌​‌‍‌‌​ ‌‌ ​​‌ ​‍‌‍‌‌‌ ​ ‌‍‌‌‌‍ ‍‌ ‌​‌‍​‌‌ ‌​‌‍‍‌‌‍ ‌‍ ‍​ ‍ ‌‍‍‌‌‍‌​​ ‌‌‍‍‌​ ​‌​ ‍​‌‍ ‍​‍ ‍​ ‍​​ ‌ ‌‍​‍​ ‌‍​ ‌‍​ ​‍‌‍​‍​ ‍‌​‍ ‌‌‍‌‍‌‍​‌​ ‌​​ ‌ ​‍ ‌​ ‌​​ ‌​‌‍​‍​ ​‌​‍ ‌​ ‍​‌‍​‍‌‍‌‍​ ​‍​‍ ‌​ ​​‌‍​ ​ ‌‍‌‍‌‍​ ‌‌‌‍​‌‌‍​ ‌‍‌​‌‍‌​​ ‍​‌‍‌‍​ ​ ​‍ ‍‌‍‌‍‌‍‍‌​ ‍ ‌ ‌​‌ ‍‌‌ ​​‌‍‌‌​ ‌‌ ​​‌‍​‌‌‍‌ ‌‍‌‌​ ‍ ‌ ​​‌‍​‌‌ ‌​‌‍‍​​ ‌‌‍​‍‌‍ ​‌‍ ‌‍​ ‌‍‍ ‌ ​ ​‍‌‌​ ‌‌‌​​‍‌‌ ‌‍‍ ‌‍‌‌‌ ‍‌​‍‌‌​ ​ ‌​‌​​‍‌‌​ ​ ‌​‌​​‍‌‌​ ​‍​ ​‍​ ‌​‌‍‌‌‌‍​ ​ ‍‌​ ‌​​ ​ ​ ‌‌‌‍‌‍​‍ ‌‌‍​‍​ ‌​​ ‌​‌‍​‌​‍ ‌​ ‌​​ ‌‌‌‍‌‌​ ​‍​‍ ‌​ ‍‌​ ​ ​ ‌​​ ​ ​‍ ‌‌‍​‌​ ‌‌‌‍​‌​ ​ ​ ​‌‌‍​‌​ ‍​‌‍‌​​ ‌ ​ ​​‌‍‌​​ ​ ​‍‌‌​ ​‍​ ​‍​‍‌‌​ ‌‌‌​‌​​‍ ‍‌‍​ ‌‍ ‌‍ ​‌ ‌‌‌‍ ‌‌‍ ‍‌ ​ ​‍‌‌​ ‌‌‌​​‍‌‌ ‌‍‍ ‌‍‌‌‌ ‍‌​‍‌‌​ ​ ‌​‌​​‍‌‌​ ​ ‌​‌​​‍‌‌​ ​‍​ ​‍​ ​​​ ​ ‌‍​‌​ ‌​‌‍‌‍​ ‍​‌‍‌‍‌‍‌‌​ ​​​ ​‍​ ‌‌​ ‌​​‍‌‌​ ​‍​ ​‍​‍‌‌​ ‌‌‌​‌​​‍ ‍‌‍‍‌‌ ‌​‌‍‌‌‌‍ ‌‌ ​ ​‍‌‌​ ‌‌‌​​‍​ ‌ ​‍‌‌​ ‌‌‌​‌​​ ‌‍​‍‌‍​‌‌ ​ ‌‍‌‌‌‌‌‌‌ ​‍‌‍ ​​ ‌‌‍‍​‌ ‌​‌ ‌​‌ ​​‌ ​ ​‍‌‌​ ​ ‌​​‌​‍‌‌​ ​‍‌​‌‍​‍‌‌​ ​‍‌​‌‍‌‍​ ‌‍ ‌‌ ​ ​‍ ‍‌‍​ ‌‍‌‌‌ ​‍‌ ‌‍‌‍‌‌‌ ​‍‌‍​‌​‍ ‍‌ ​ ‌‍‌‌​‍‌‍‌‍‍‌‌‍‌​​ ‌‌‍‍‌​ ​‌​ ‍​‌‍ ‍​‍ ‍​ ‍​​ ‌ ‌‍​‍​ ‌‍​ ‌‍​ ​‍‌‍​‍​ ‍‌​‍ ‌‌‍‌‍‌‍​‌​ ‌​​ ‌ ​‍ ‌​ ‌​​ ‌​‌‍​‍​ ​‌​‍ ‌​ ‍​‌‍​‍‌‍‌‍​ ​‍​‍ ‌​ ​​‌‍​ ​ ‌‍‌‍‌‍​ ‌‌‌‍​‌‌‍​ ‌‍‌​‌‍‌​​ ‍​‌‍‌‍​ ​ ​‍ ‍‌‍‌‍‌‍‍‌​‍‌‍‌ ‌​‌ ‍‌‌ ​​‌‍‌‌​ ‌‌ ​​‌‍​‌‌‍‌ ‌‍‌‌​‍‌‍‌ ​​‌‍​‌‌ ‌​‌‍‍​​ ‌‌‍​‍‌‍ ​‌‍ ‌‍​ ‌‍‍ ‌ ​ ​‍‌‌​ ‌‌‌​​‍‌‌ ‌‍‍ ‌‍‌‌‌ ‍‌​‍‌‌​ ​ ‌​‌​​‍‌‌​ ​ ‌​‌​​‍‌‌​ ​‍​ ​‍​ ‌​‌‍‌‌‌‍​ ​ ‍‌​ ‌​​ ​ ​ ‌‌‌‍‌‍​‍ ‌‌‍​‍​ ‌​​ ‌​‌‍​‌​‍ ‌​ ‌​​ ‌‌‌‍‌‌​ ​‍​‍ ‌​ ‍‌​ ​ ​ ‌​​ ​ ​‍ ‌‌‍​‌​ ‌‌‌‍​‌​ ​ ​ ​‌‌‍​‌​ ‍​‌‍‌​​ ‌ ​ ​​‌‍‌​​ ​ ​‍‌‌​ ​‍​ ​‍​‍‌‌​ ‌‌‌​‌​​‍ ‍‌‍​ ‌‍ ‌‍ ​‌ ‌‌‌‍ ‌‌‍ ‍‌ ​ ​‍‌‌​ ‌‌‌​​‍‌‌ ‌‍‍ ‌‍‌‌‌ ‍‌​‍‌‌​ ​ ‌​‌​​‍‌‌​ ​ ‌​‌​​‍‌‌​ ​‍​ ​‍​ ​​​ ​ ‌‍​‌​ ‌​‌‍‌‍​ ‍​‌‍‌‍‌‍‌‌​ ​​​ ​‍​ ‌‌​ ‌​​‍‌‌​ ​‍​ ​‍​‍‌‌​ ‌‌‌​‌​​‍ ‍‌‍‍‌‌ ‌​‌‍‌‌‌‍ ‌‌ ​ ​‍‌‌​ ‌‌‌​​‍​ ‌ ​‍‌‌​ ‌‌‌​‌​​‍‌‍‌ ‌ ‌‍ ‌ ​‍‌‍‍ ‌ ​ ‌ ​​‌‍​‌‌‍​ ‌‍‌‌​ ‌‌ ​​‌ ​‍‌‍ ‌‍‌​‌ ‌‌‌‍​ ‌ ‌​‌‍‍‌‌‍ ‌‍ ‍​‍‌‍‌ ​​‌‍‌‌‌ ​‍‌ ​ ‌ ​​‌‍‌‌‌‍​ ‌ ‌​‌‍‍‌‌ ‌‍‌‍‌‌​ ‌‌ ​​‌ ‌‌‌‍​‍‌‍ ​‌‍‍‌‌ ​ ‌‍‍​‌‍‌‌‌‍‌​​‍​‍‌ ‌